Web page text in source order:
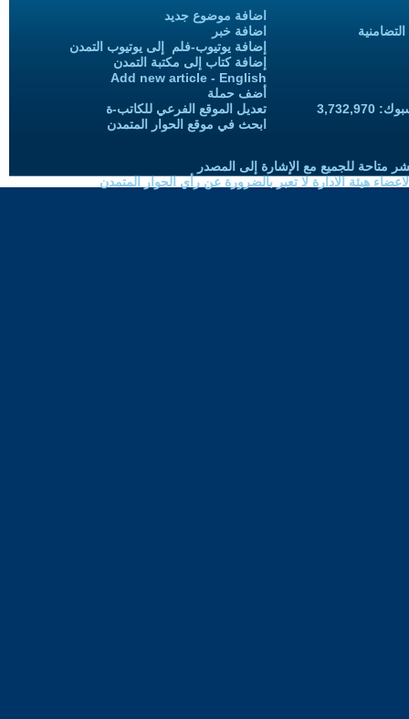
اضافة موضوع جديد
اضافة خبر
إضافة يوتيوب-فلم إلى يوتيوب التمدن
إضافة كتاب إلى مكتبة التمدن
Add new article - English
أضف حملة
تعديل الموقع الفرعي للكاتب-ة
ابحث في موقع الحوار المتمدن
متاحة للجميع مع الإشارة إلى المصدر
هيئة الادارة لا تعبر بالضرورة عن رأي الحوار المتمدن